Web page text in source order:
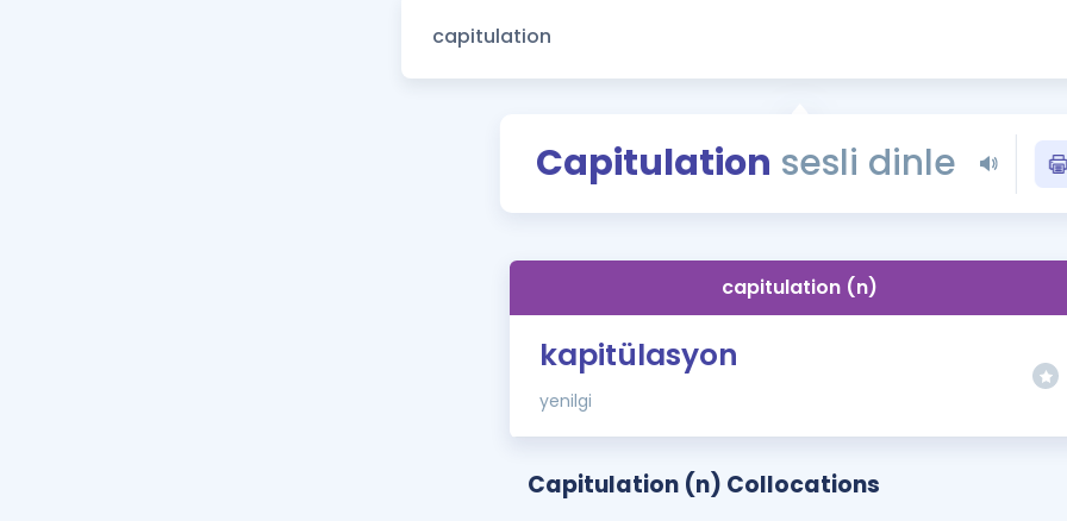
Tüm ÖSYM
Blog
YDS - YÖKDİL
İngilizce
Capitulation sesli dinle
capitulation (n)
kapitülasyon
yenilgi
Capitulation (n) Collocations